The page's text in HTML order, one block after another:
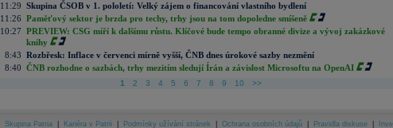
11:29 Skupina ČSOB v 1. pololetí: Velký zájem o financování vlastního bydlení
11:26 Paměťový sektor je brzda pro techy, trhy jsou na tom dopoledne smíšeně
10:27 PREVIEW: CSG míří k dalšímu růstu. Klíčové bude tempo obranné divize a vývoj zakázkové
knihy
8:43 Rozbřesk: Inflace v červenci mírně vyšší, ČNB dnes úrokové sazby nezmění
8:40 ČNB rozhodne o sazbách, trhy mezitím sledují Írán a závislost Microsoftu na OpenAI
1 2 3 4 5 6 7 8 9 10 >>
Skupina Patria Kariéra v Patrii Podmínky užívání stránek Ochrana osobních údajů Pravidla diskuse